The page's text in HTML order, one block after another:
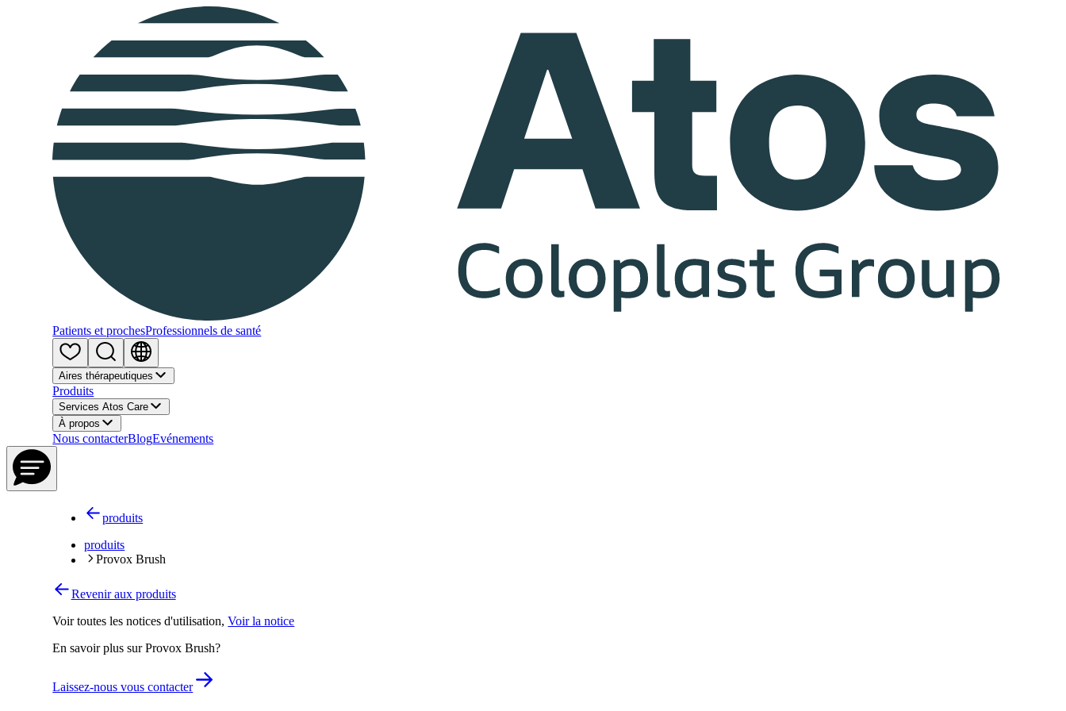
Patients et prochesProfessionnels de santé
Aires thérapeutiques
Produits
Services Atos Care
À propos
Nous contacterBlogEvénements
produits
produits
Provox Brush
Revenir aux produits
Voir toutes les notices d'utilisation,Voir la notice
En savoir plus sur Provox Brush?
Laissez-nous vous contacter